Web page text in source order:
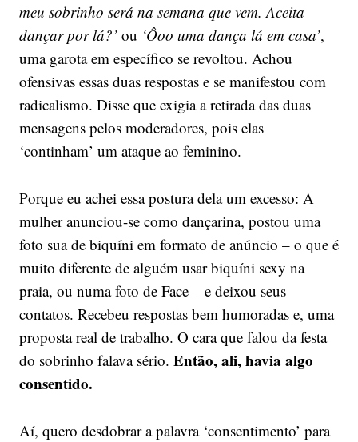
meu sobrinho será na semana que vem. Aceita
dançar por lá?’ou ‘Ôoo uma dança lá em casa’,
uma garota em específico se revoltou. Achou
ofensivas essas duas respostas e se manifestou com
radicalismo. Disse que exigia a retirada das duas
mensagens pelos moderadores, pois elas
‘continham’ um ataque ao feminino.
Porque eu achei essa postura dela um excesso: A
mulher anunciou-se como dançarina, postou uma
foto sua de biquíni em formato de anúncio – o que é
muito diferente de alguém usar biquíni sexy na
praia, ou numa foto de Face – e deixou seus
contatos. Recebeu respostas bem humoradas e, uma
proposta real de trabalho. O cara que falou da festa
do sobrinho falava sério. Então, ali, havia algo
consentido.
Aí, quero desdobrar a palavra ‘consentimento’ para